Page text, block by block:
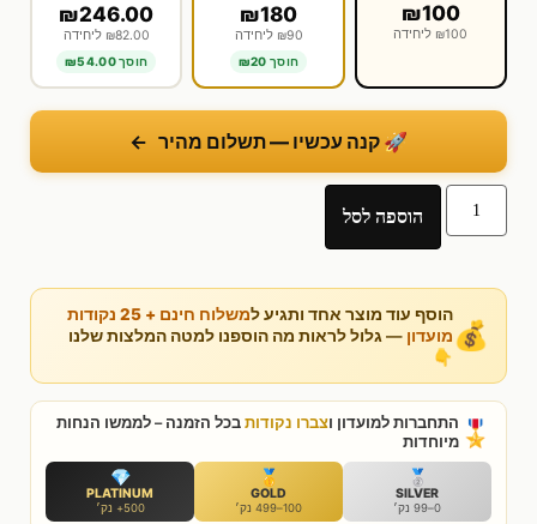
₪100
₪100 ליחידה
₪180
₪90 ליחידה
חוסך ₪20
₪246.00
₪82.00 ליחידה
חוסך ₪54.00
🚀 קנה עכשיו — תשלום מהיר ←
הוספה לסל
💰
הוסף עוד מוצר אחד ותגיע ל
משלוח חינם + 25 נקודות
מועדון — גלול לראות מה הוספנו למטה המלצות שלנו
👇
🎖️ התחברות למועדון וצברו נקודות בכל הזמנה – לממשו הנחות
מיוחדות
🥈
SILVER
0–99 נק׳
🥇
GOLD
100–499 נק׳
💎
PLATINUM
500+ נק׳